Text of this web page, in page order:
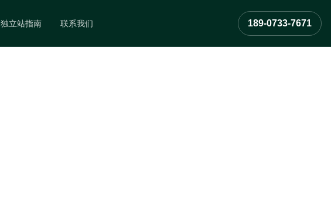
独立站指南 联系我们 189-0733-7671